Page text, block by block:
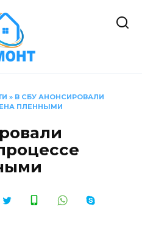
» В СБУ АНОНСИРОВАЛИ
ПЛЕННЫМИ